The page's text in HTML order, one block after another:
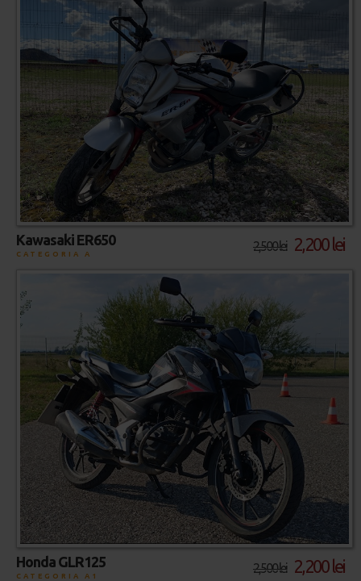
2,500 lei 2,200 lei
Kawasaki ER650
CATEGORIA A
2,500 lei 2,200 lei
Honda GLR125
CATEGORIA A1